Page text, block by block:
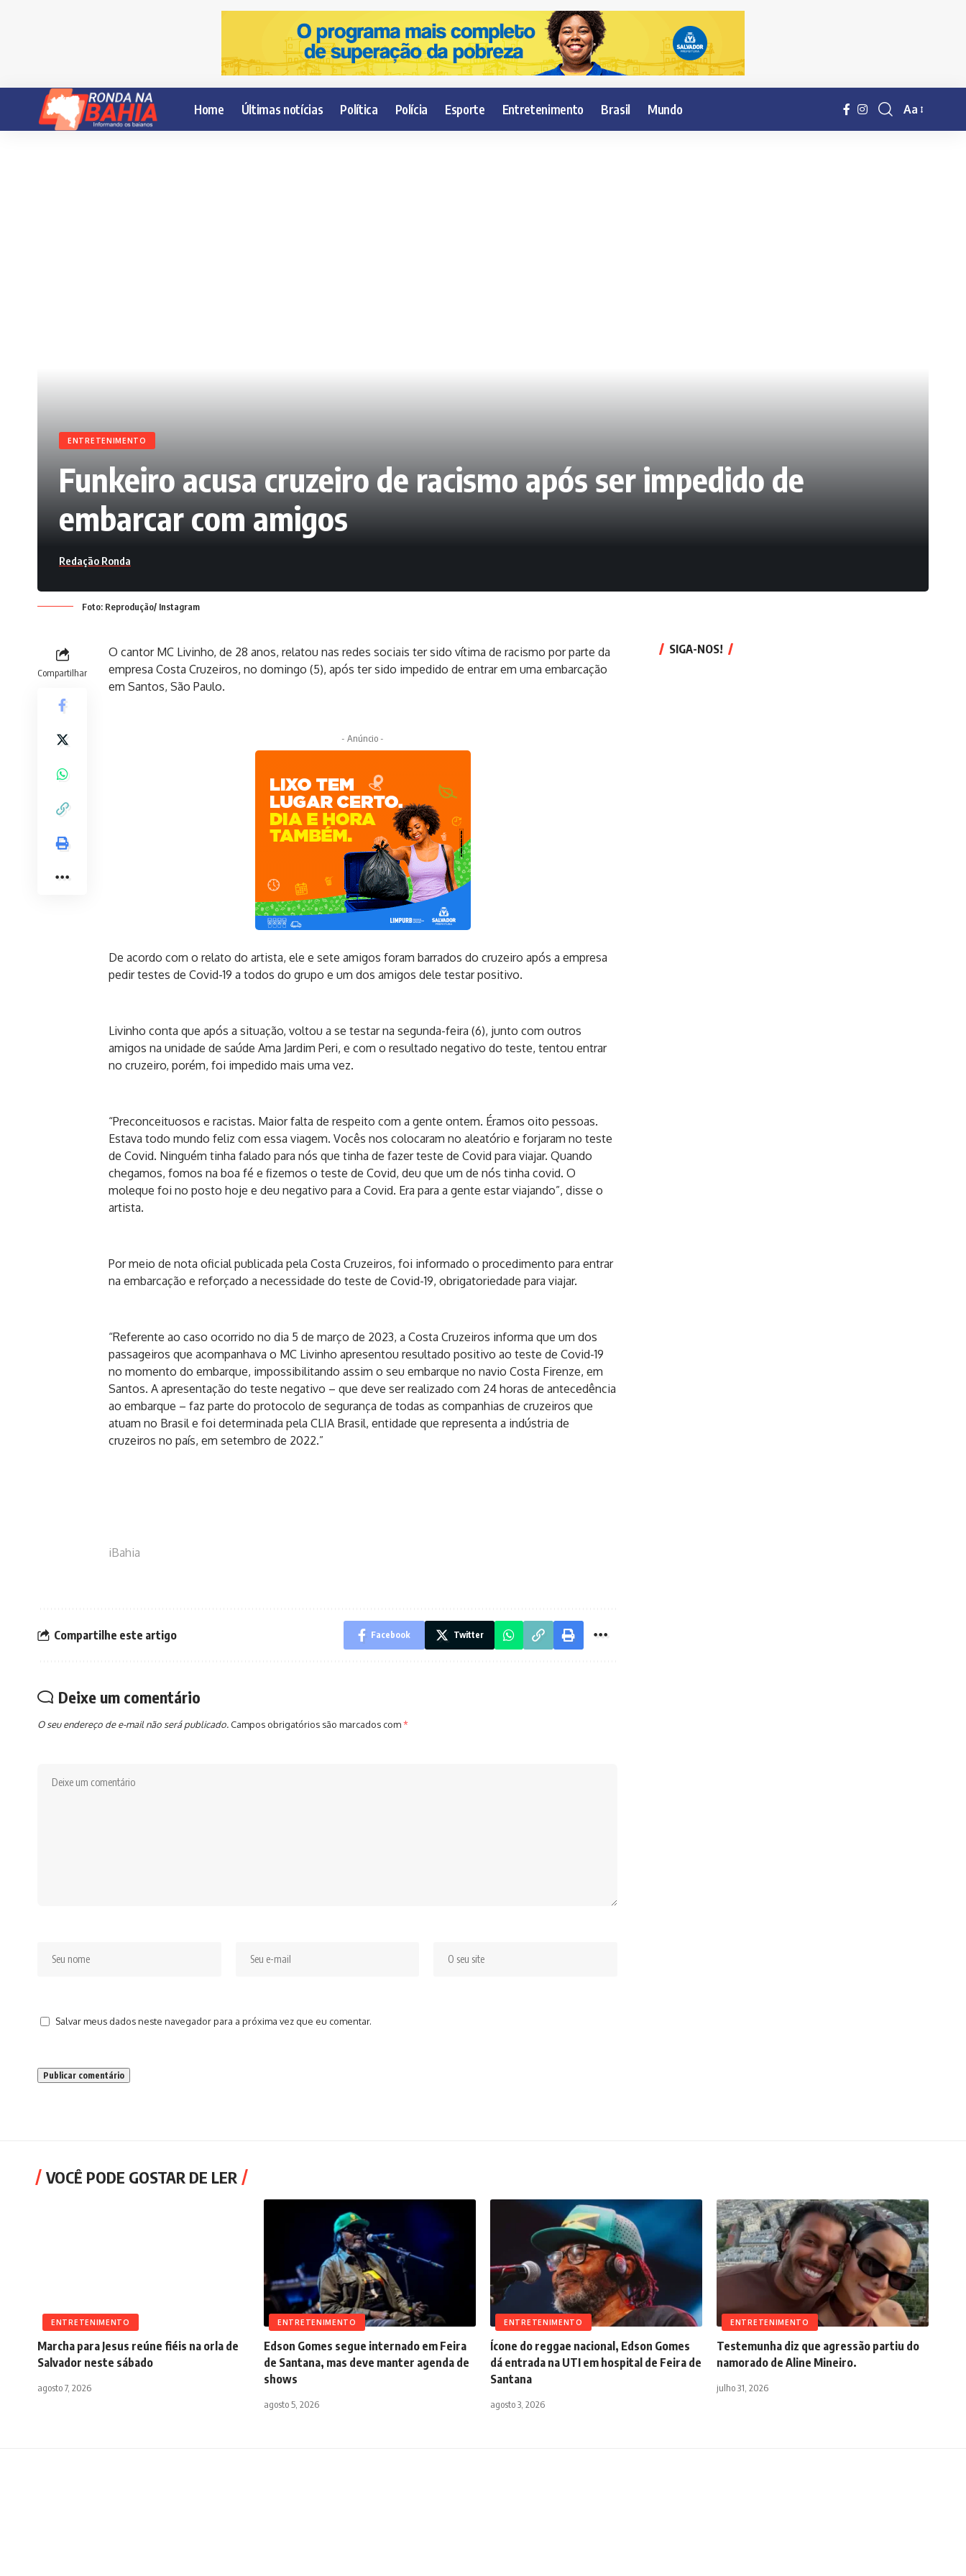
Home Últimas notícias Política Polícia Esporte Entretenimento Brasil Mundo
Resisor
Aa
ENTRETENIMENTO
Funkeiro acusa cruzeiro de racismo após ser impedido de
embarcar com amigos
Redação Ronda
Foto: Reprodução/ Instagram
Compartilhar
O cantor MC Livinho, de 28 anos, relatou nas redes sociais ter sido vítima de racismo por parte da
empresa Costa Cruzeiros, no domingo (5), após ter sido impedido de entrar em uma embarcação
em Santos, São Paulo.
- Anúncio -
De acordo com o relato do artista, ele e sete amigos foram barrados do cruzeiro após a empresa
pedir testes de Covid-19 a todos do grupo e um dos amigos dele testar positivo.
Livinho conta que após a situação, voltou a se testar na segunda-feira (6), junto com outros
amigos na unidade de saúde Ama Jardim Peri, e com o resultado negativo do teste, tentou entrar
no cruzeiro, porém, foi impedido mais uma vez.
“Preconceituosos e racistas. Maior falta de respeito com a gente ontem. Éramos oito pessoas.
Estava todo mundo feliz com essa viagem. Vocês nos colocaram no aleatório e forjaram no teste
de Covid. Ninguém tinha falado para nós que tinha de fazer teste de Covid para viajar. Quando
chegamos, fomos na boa fé e fizemos o teste de Covid, deu que um de nós tinha covid. O
moleque foi no posto hoje e deu negativo para a Covid. Era para a gente estar viajando”, disse o
artista.
Por meio de nota oficial publicada pela Costa Cruzeiros, foi informado o procedimento para entrar
na embarcação e reforçado a necessidade do teste de Covid-19, obrigatoriedade para viajar.
“Referente ao caso ocorrido no dia 5 de março de 2023, a Costa Cruzeiros informa que um dos
passageiros que acompanhava o MC Livinho apresentou resultado positivo ao teste de Covid-19
no momento do embarque, impossibilitando assim o seu embarque no navio Costa Firenze, em
Santos. A apresentação do teste negativo – que deve ser realizado com 24 horas de antecedência
ao embarque – faz parte do protocolo de segurança de todas as companhias de cruzeiros que
atuam no Brasil e foi determinada pela CLIA Brasil, entidade que representa a indústria de
cruzeiros no país, em setembro de 2022.”
iBahia
Compartilhe este artigo Facebook Twitter
Deixe um comentário
O seu endereço de e-mail não será publicado. Campos obrigatórios são marcados com*
Salvar meus dados neste navegador para a próxima vez que eu comentar.
SIGA-NOS!
VOCÊ PODE GOSTAR DE LER
ENTRETENIMENTO
Marcha para Jesus reúne fiéis na orla de
Salvador neste sábado
agosto 7, 2026
ENTRETENIMENTO
Edson Gomes segue internado em Feira
de Santana, mas deve manter agenda de
shows
agosto 5, 2026
ENTRETENIMENTO
Ícone do reggae nacional, Edson Gomes
dá entrada na UTI em hospital de Feira de
Santana
agosto 3, 2026
ENTRETENIMENTO
Testemunha diz que agressão partiu do
namorado de Aline Mineiro.
julho 31, 2026